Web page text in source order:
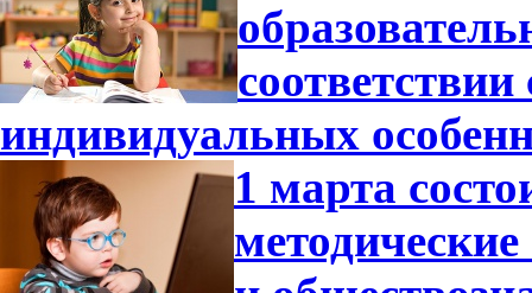
индивидуальных
1 марта